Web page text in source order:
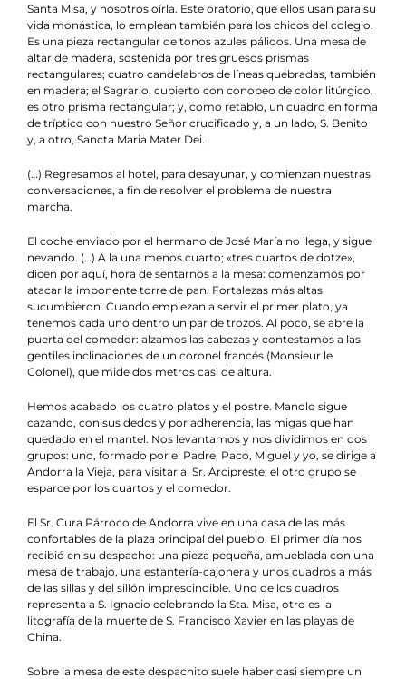
Santa Misa, y nosotros oírla. Este oratorio, que ellos usan para su
vida monástica, lo emplean también para los chicos del colegio.
Es una pieza rectangular de tonos azules pálidos. Una mesa de
altar de madera, sostenida por tres gruesos prismas
rectangulares; cuatro candelabros de líneas quebradas, también
en madera; el Sagrario, cubierto con conopeo de color litúrgico,
es otro prisma rectangular; y, como retablo, un cuadro en forma
de tríptico con nuestro Señor crucificado y, a un lado, S. Benito
y, a otro, Sancta Maria Mater Dei.
(…) Regresamos al hotel, para desayunar, y comienzan nuestras
conversaciones, a fin de resolver el problema de nuestra
marcha.
El coche enviado por el hermano de José María no llega, y sigue
nevando. (…) A la una menos cuarto; «tres cuartos de dotze»,
dicen por aquí, hora de sentarnos a la mesa: comenzamos por
atacar la imponente torre de pan. Fortalezas más altas
sucumbieron. Cuando empiezan a servir el primer plato, ya
tenemos cada uno dentro un par de trozos. Al poco, se abre la
puerta del comedor: alzamos las cabezas y contestamos a las
gentiles inclinaciones de un coronel francés (Monsieur le
Colonel), que mide dos metros casi de altura.
Hemos acabado los cuatro platos y el postre. Manolo sigue
cazando, con sus dedos y por adherencia, las migas que han
quedado en el mantel. Nos levantamos y nos dividimos en dos
grupos: uno, formado por el Padre, Paco, Miguel y yo, se dirige a
Andorra la Vieja, para visitar al Sr. Arcipreste; el otro grupo se
esparce por los cuartos y el comedor.
El Sr. Cura Párroco de Andorra vive en una casa de las más
confortables de la plaza principal del pueblo. El primer día nos
recibió en su despacho: una pieza pequeña, amueblada con una
mesa de trabajo, una estantería-cajonera y unos cuadros a más
de las sillas y del sillón imprescindible. Uno de los cuadros
representa a S. Ignacio celebrando la Sta. Misa, otro es la
litografía de la muerte de S. Francisco Xavier en las playas de
China.
Sobre la mesa de este despachito suele haber casi siempre un